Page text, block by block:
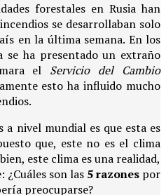
forestales en Rusia han
se desarrollaban solo
en la última semana. En los
se ha presentado un extraño
el Servicio del Cambio
esto ha influido mucho
nivel mundial es que esta es
que, este no es el clima
este clima es una realidad,
¿Cuáles son las 5 razones por
preocuparse?